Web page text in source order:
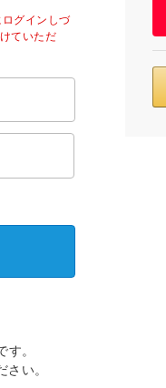
グインしづ
ていただ
。
い。